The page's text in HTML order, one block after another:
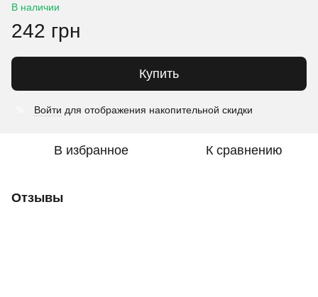
В наличии
242 грн
Купить
Войти для отображения накопительной скидки
В избранное К сравнению
Отзывы